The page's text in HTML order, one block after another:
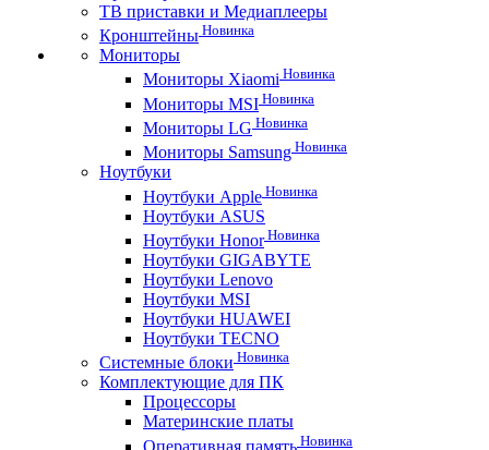
ТВ приставки и Медиаплееры
Кронштейны Новинка
Мониторы
Мониторы Xiaomi Новинка
Мониторы MSI Новинка
Мониторы LG Новинка
Мониторы Samsung Новинка
Ноутбуки
Ноутбуки Apple Новинка
Ноутбуки ASUS
Ноутбуки HonorНовинка
Ноутбуки GIGABYTE
Ноутбуки Lenovo
Ноутбуки MSI
Ноутбуки HUAWEI
Ноутбуки TECNO
Системные блоки Новинка
Комплектующие для ПК
Процессоры
Материнские платы
Оперативная память Новинка